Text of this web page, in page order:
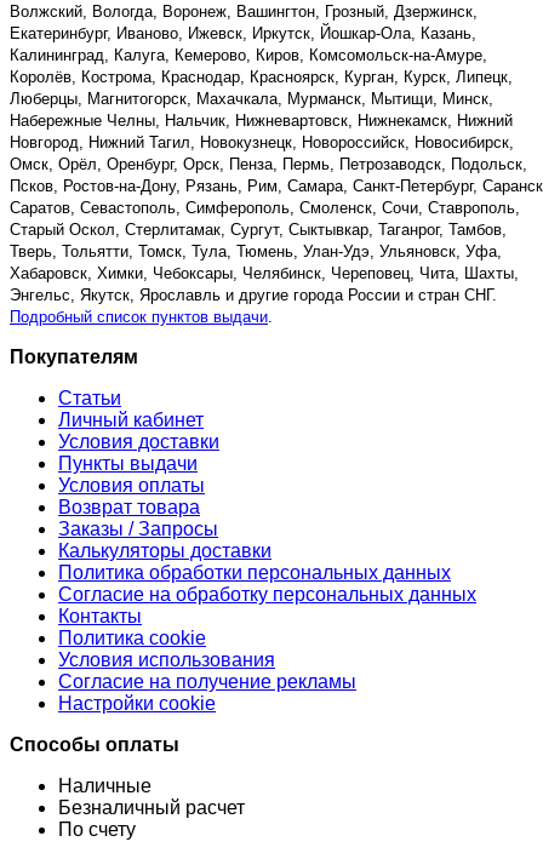
Волжский, Вологда, Воронеж, Вашингтон, Грозный, Дзержинск,
Екатеринбург, Иваново, Ижевск, Иркутск, Йошкар-Ола, Казань,
Калининград, Калуга, Кемерово, Киров, Комсомольск-на-Амуре,
Королёв, Кострома, Краснодар, Красноярск, Курган, Курск, Липецк,
Люберцы, Магнитогорск, Махачкала, Мурманск, Мытищи, Минск,
Набережные Челны, Нальчик, Нижневартовск, Нижнекамск, Нижний
Новгород, Нижний Тагил, Новокузнецк, Новороссийск, Новосибирск,
Омск, Орёл, Оренбург, Орск, Пенза, Пермь, Петрозаводск, Подольск,
Псков, Ростов-на-Дону, Рязань, Рим, Самара, Санкт-Петербург,
Саратов, Севастополь, Симферополь, Смоленск, Сочи, Ставрополь,
Старый Оскол, Стерлитамак, Сургут, Сыктывкар, Таганрог, Тамбов,
Тверь, Тольятти, Томск, Тула, Тюмень, Улан-Удэ, Ульяновск, Уфа,
Хабаровск, Химки, Чебоксары, Челябинск, Череповец, Чита, Шахты,
Энгельс, Якутск, Ярославль и другие города России и стран СНГ.
Подробный список пунктов выдачи
Покупателям
Статьи
Личный кабинет
Условия доставки
Пункты выдачи
Условия оплаты
Возврат товара
Заказы / Запросы
Калькуляторы доставки
Политика обработки персональных данных
Согласие на обработку персональных данных
Контакты
Политика cookie
Условия использования
Согласие на получение рекламы
Настройки cookie
Способы оплаты
Наличные
Безналичный расчет
По счету